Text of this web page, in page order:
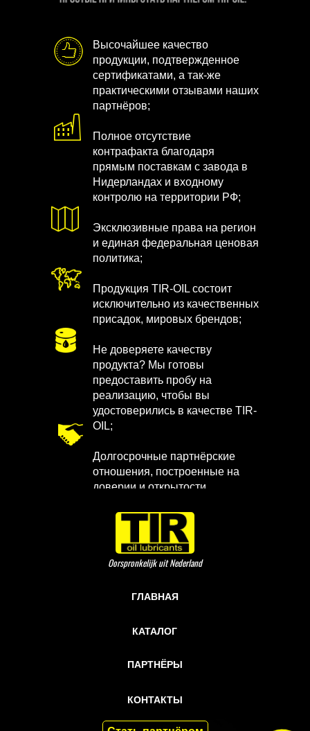
Высочайшее качество
продукции, подтвержденное
сертификатами, а так-же
практическими отзывами наших
партнёров;
Полное отсутствие
контрафакта благодаря
прямым поставкам с завода в
Нидерландах и входному
контролю на территории РФ;
Эксклюзивные права на регион
и единая федеральная ценовая
политика;
Продукция TIR-OIL состоит
исключительно из качественных
присадок, мировых брендов;
Не доверяете качеству
продукта? Мы готовы
предоставить пробу на
реализацию, чтобы вы
удостоверились в качестве TIR-
OIL;
Долгосрочные партнёрские
отношения, построенные на
доверии и открытости.
Oorspronkelijk uit Nederland
КАТАЛОГ
ПАРТНЁРЫ
КОНТАКТЫ
ГЛАВНАЯ